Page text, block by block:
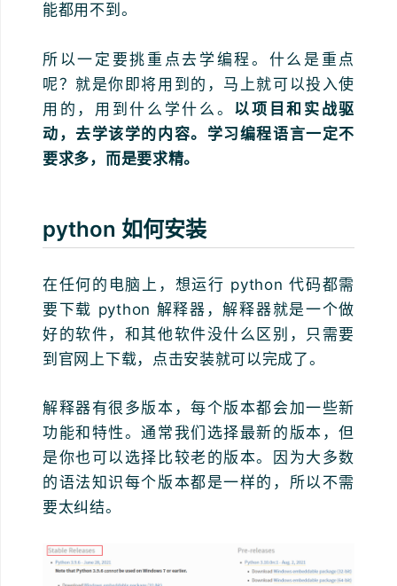
能都用不到。
所以一定要挑重点去学编程。什么是重点
呢？就是你即将用到的，马上就可以投入使
用的，用到什么学什么。 以项目和实战驱
动，去学该学的内容。学习编程语言一定不
要求多，而是要求精。
python 如何安装
在任何的电脑上，想运行 python 代码都需
要下载 python 解释器，解释器就是一个做
好的软件，和其他软件没什么区别，只需要
到官网上下载，点击安装就可以完成了。
解释器有很多版本，每个版本都会加一些新
功能和特性。通常我们选择最新的版本，但
是你也可以选择比较老的版本。因为大多数
的语法知识每个版本都是一样的，所以不需
要太纠结。